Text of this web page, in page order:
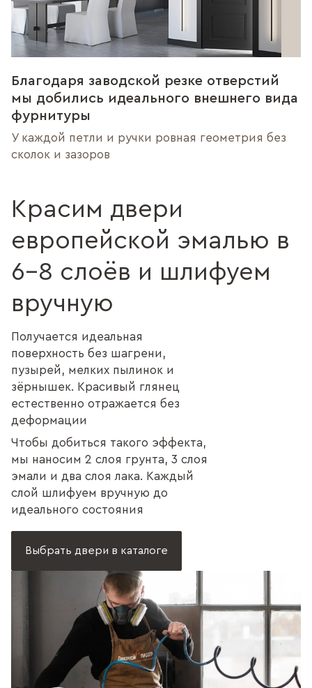
Благодаря заводской резке отверстий
мы добились идеального внешнего вида
фурнитуры
У каждой петли и ручки ровная геометрия без
сколок и зазоров
Красим двери
европейской эмалью в
6–8 слоёв и шлифуем
вручную
Получается идеальная
поверхность без шагрени,
пузырей, мелких пылинок и
зёрнышек. Красивый глянец
естественно отражается без
деформации
Чтобы добиться такого эффекта,
мы наносим 2 слоя грунта, 3 слоя
эмали и два слоя лака. Каждый
слой шлифуем вручную до
идеального состояния
Выбрать двери в каталоге